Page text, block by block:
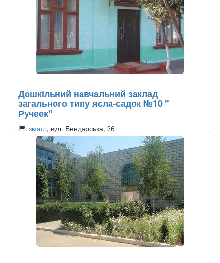
Дошкільний навчальний заклад
загального типу ясла-садок №10 "
Ручеек"
Ізмаїл, вул. Бендерська, 36
Тип садочку:Державний